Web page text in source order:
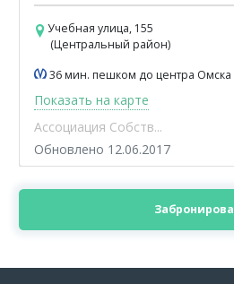
Учебная улица, 155
(Центральный район)
36 мин. пешком до центра Омска
Показать на карте
Ассоциация Собств...
Обновлено 12.06.2017